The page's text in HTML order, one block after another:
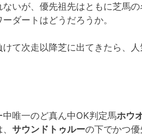
ないが、優先祖先はともに芝馬
ダートはどうだろうか。
けて次走以降芝に出てきたら、
唯一のど真ん中OK判定馬ホウ
サウンドトゥルーの下でかつ